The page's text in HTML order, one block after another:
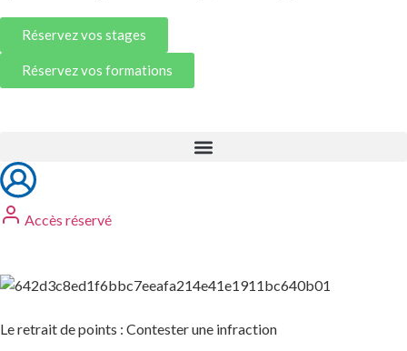
Réservez vos stages
Réservez vos formations
Accès réservé
Le retrait de points : Contester une infraction